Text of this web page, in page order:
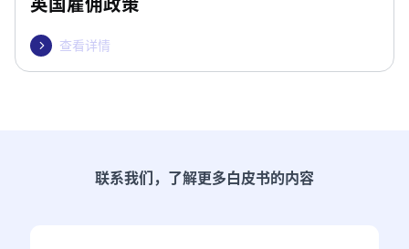
 查看详情
联系我们，了解更多白皮书的内容